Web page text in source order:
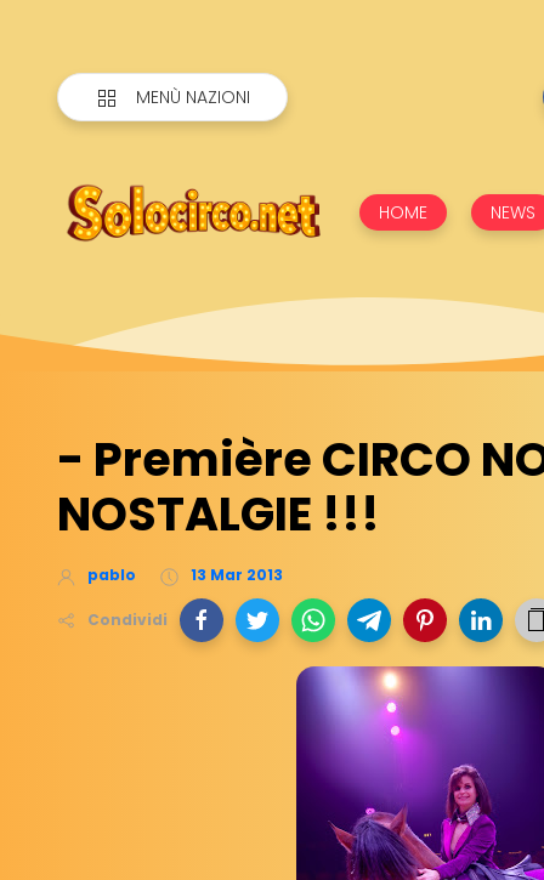
MENÙ NAZIONI
HOME NEWS
- Première CIRCO
NOSTALGIE !!!
pablo 13 Mar 2013
Condividi